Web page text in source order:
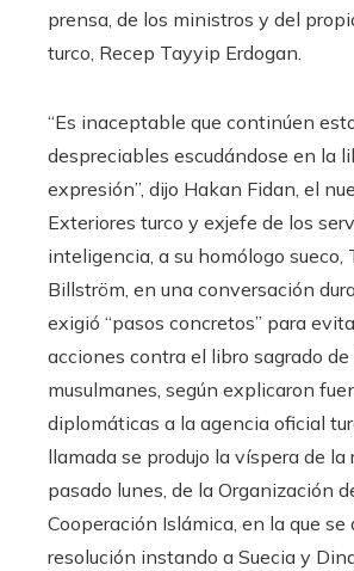
prensa, de los ministros y del
turco, Recep Tayyip Erdogan.
“Es inaceptable que continúen
despreciables escudándose en la
expresión”, dijo Hakan Fidan, el
Exteriores turco y exjefe de los
inteligencia, a su homólogo sueco,
Billström, en una conversación
exigió “pasos concretos” para
acciones contra el libro sagrado de
musulmanes, según explicaron
diplomáticas a la agencia oficial
llamada se produjo la víspera de la
pasado lunes, de la Organización
Cooperación Islámica, en la que se
resolución instando a Suecia y